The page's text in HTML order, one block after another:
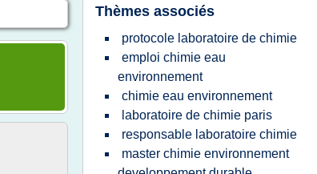
Thèmes associés
protocole laboratoire de chimie
emploi chimie eau
environnement
chimie eau environnement
laboratoire de chimie paris
responsable laboratoire chimie
master chimie environnement